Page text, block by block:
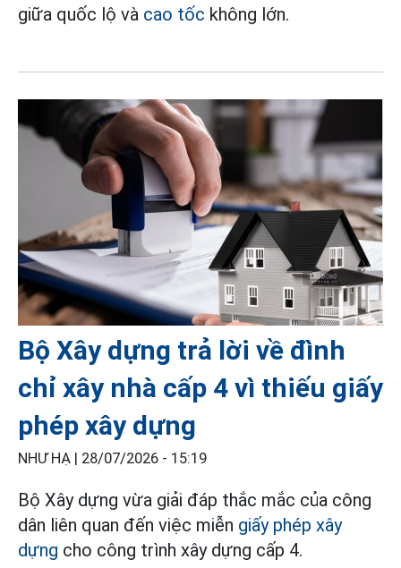
giữa quốc lộ và cao tốc không lớn.
Bộ Xây dựng trả lời về đình
chỉ xây nhà cấp 4 vì thiếu giấy
phép xây dựng
NHƯ HẠ | 28/07/2026 - 15:19
Bộ Xây dựng vừa giải đáp thắc mắc của công
dân liên quan đến việc miễn giấy phép xây
dựng cho công trình xây dựng cấp 4.